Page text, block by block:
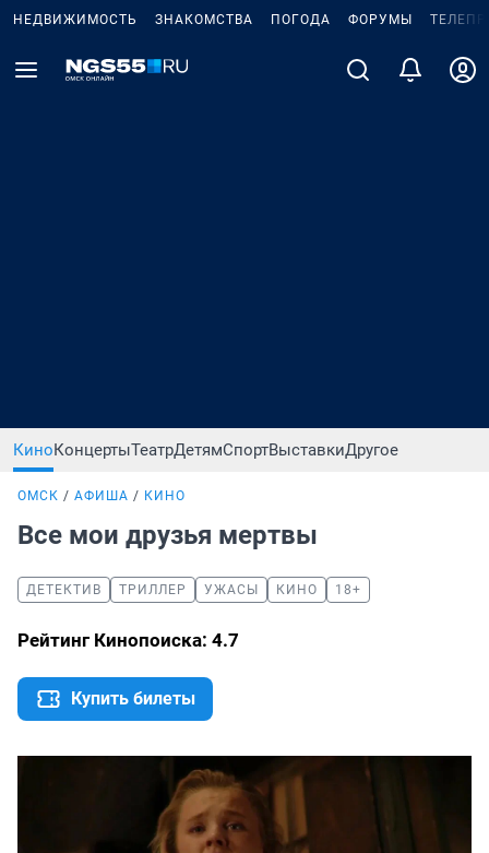
НЕДВИЖИМОСТЬ ЗНАКОМСТВА ПОГОДА ФОРУМЫ
КиноКонцертыТеатрДетямСпортВыставкиДругое
ОМСК АФИША КИНО
Все мои друзья мертвы
ДЕТЕКТИВ ТРИЛЛЕР УЖАСЫ КИНО 18+
Рейтинг Кинопоиска: 4.7
Купить билеты